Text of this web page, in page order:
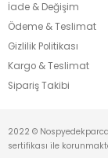
İade & Değişim
Ödeme & Teslimat
Gizlilik Politikası
Kargo & Teslimat
Sipariş Takibi
2022 ©
sertifikası ile